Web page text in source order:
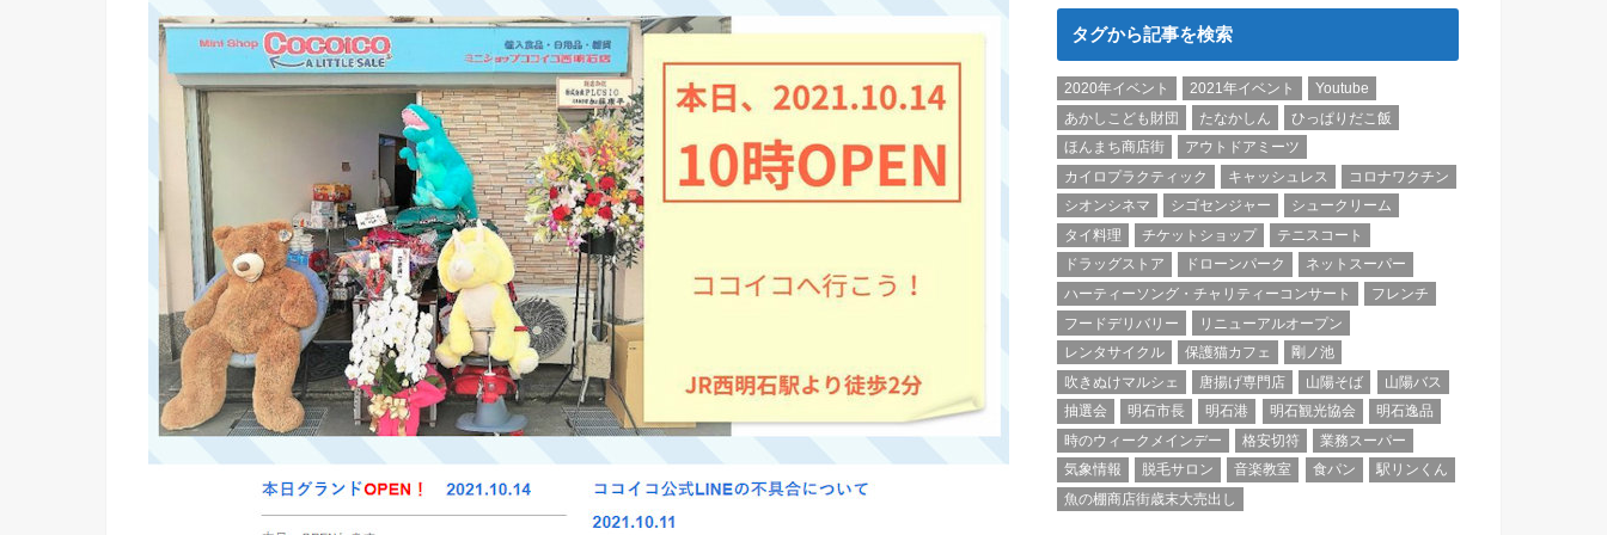
タグから記事を検索
2020年イベント 2021年イベント
Youtube
あかしこども財団
たなかしん
ひっぱりだこ飯
ほんまち商店街
アウトドアミーツ
カイロプラクティック
キャッシュレス
コロナワクチン
シオンシネマ
シゴセンジャー
シュークリーム
タイ料理
チケットショップ
テニスコート
ドラッグストア
ドローンパーク
ネットスーパー
ハーティーソング・チャリティーコンサート
フレンチ
フードデリバリー
リニューアルオープン
レンタサイクル
保護猫カフェ
剛ノ池
吹きぬけマルシェ
唐揚げ専門店 山陽そば
山陽バス
抽選会
明石市長 明石港 明石観光協会
明石逸品
時のウィークメインデー
格安切符
業務スーパー
気象情報
脱毛サロン 音楽教室 食パン
駅リンくん
魚の棚商店街歳末大売出し